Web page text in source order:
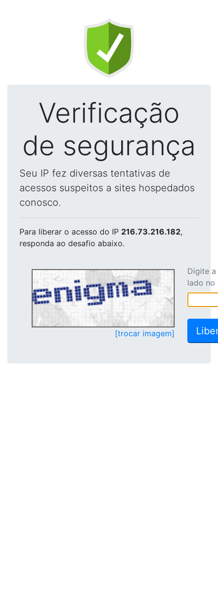
Verificação
de segurança
Seu IP fez diversas tentativas de
acessos suspeitos a sites hospedados
conosco.
Para liberar o acesso do IP 216.73.216.182,
responda ao desafio abaixo.
[trocar imagem]
Digite
lado no